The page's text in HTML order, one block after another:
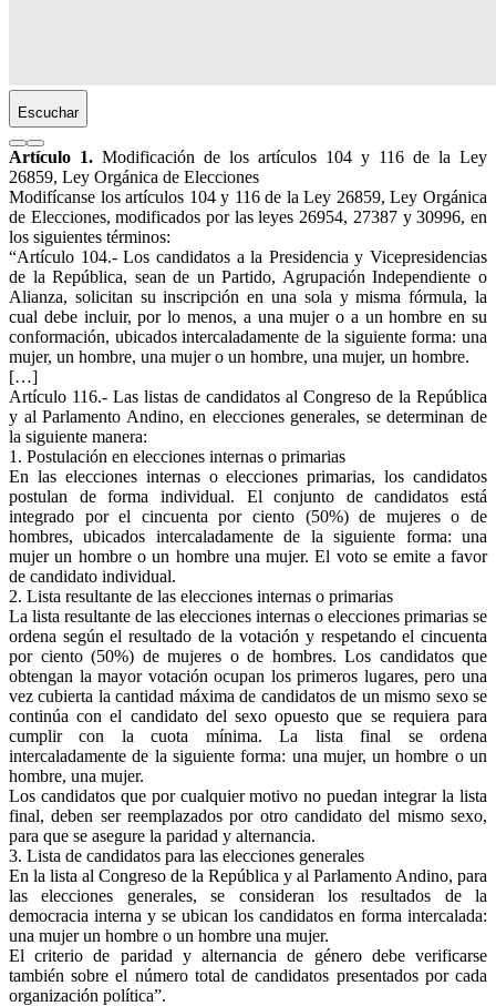
Escuchar
Artículo 1. Modificación de los artículos 104 y 116 de la Ley
26859, Ley Orgánica de Elecciones
Modifícanse los artículos 104 y 116 de la Ley 26859, Ley Orgánica
de Elecciones, modificados por las leyes 26954, 27387 y 30996, en
los siguientes términos:
“Artículo 104.- Los candidatos a la Presidencia y Vicepresidencias
de la República, sean de un Partido, Agrupación Independiente o
Alianza, solicitan su inscripción en una sola y misma fórmula, la
cual debe incluir, por lo menos, a una mujer o a un hombre en su
conformación, ubicados intercaladamente de la siguiente forma: una
mujer, un hombre, una mujer o un hombre, una mujer, un hombre.
[…]
Artículo 116.- Las listas de candidatos al Congreso de la República
y al Parlamento Andino, en elecciones generales, se determinan de
la siguiente manera:
1. Postulación en elecciones internas o primarias
En las elecciones internas o elecciones primarias, los candidatos
postulan de forma individual. El conjunto de candidatos está
integrado por el cincuenta por ciento (50%) de mujeres o de
hombres, ubicados intercaladamente de la siguiente forma: una
mujer un hombre o un hombre una mujer. El voto se emite a favor
de candidato individual.
2. Lista resultante de las elecciones internas o primarias
La lista resultante de las elecciones internas o elecciones primarias se
ordena según el resultado de la votación y respetando el cincuenta
por ciento (50%) de mujeres o de hombres. Los candidatos que
obtengan la mayor votación ocupan los primeros lugares, pero una
vez cubierta la cantidad máxima de candidatos de un mismo sexo se
continúa con el candidato del sexo opuesto que se requiera para
cumplir con la cuota mínima. La lista final se ordena
intercaladamente de la siguiente forma: una mujer, un hombre o un
hombre, una mujer.
Los candidatos que por cualquier motivo no puedan integrar la lista
final, deben ser reemplazados por otro candidato del mismo sexo,
para que se asegure la paridad y alternancia.
3. Lista de candidatos para las elecciones generales
En la lista al Congreso de la República y al Parlamento Andino, para
las elecciones generales, se consideran los resultados de la
democracia interna y se ubican los candidatos en forma intercalada:
una mujer un hombre o un hombre una mujer.
El criterio de paridad y alternancia de género debe verificarse
también sobre el número total de candidatos presentados por cada
organización política”.